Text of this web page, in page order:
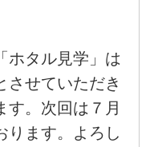
ホタル見学」は
させていただき
す。次回は７月
ります。よろし